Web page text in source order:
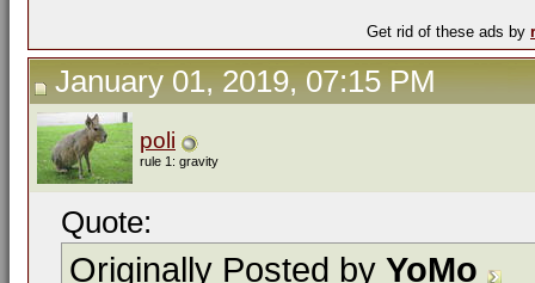
Get rid of these ads by
January 01, 2019, 07:15 PM
poli
rule 1: gravity
Quote:
Originally Posted by YoMo